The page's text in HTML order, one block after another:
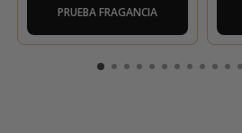
PRUEBA FRAGANCIA